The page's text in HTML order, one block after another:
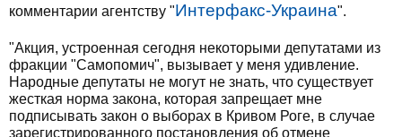
комментарии агентству "Интерфакс-Украина".
"Акция, устроенная сегодня некоторыми депутатами из
фракции "Самопомич", вызывает у меня удивление.
Народные депутаты не могут не знать, что существует
жесткая норма закона, которая запрещает мне
подписывать закон о выборах в Кривом Роге, в случае
зарегистрированного постановления об отмене